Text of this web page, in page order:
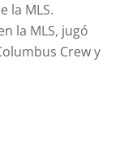
la MLS.
la MLS, jugó
Crew y